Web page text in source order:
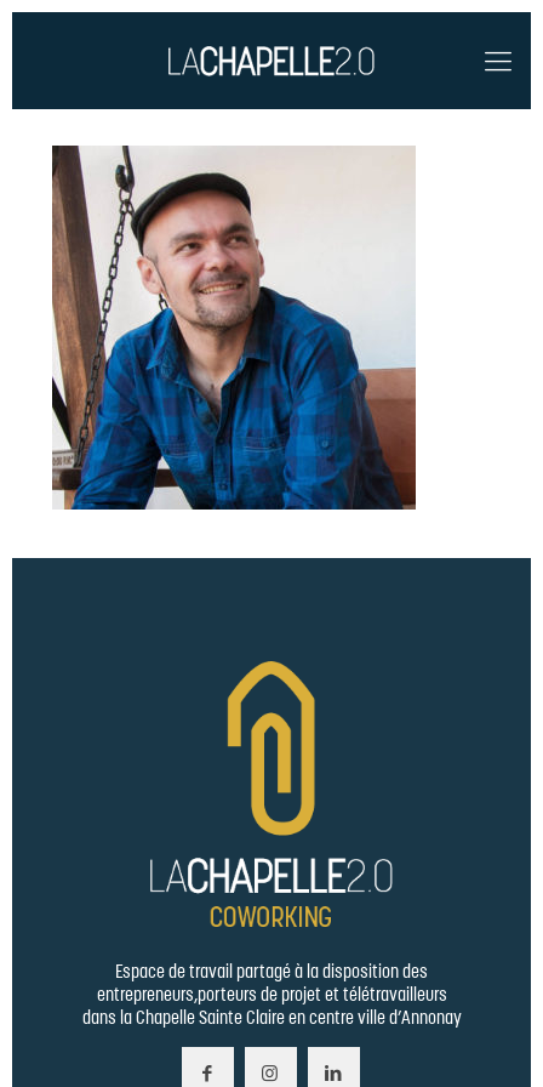
Espace de travail partagé à la disposition des
entrepreneurs,porteurs de projet et télétravailleurs
dans la Chapelle Sainte Claire en centre ville d’Annonay